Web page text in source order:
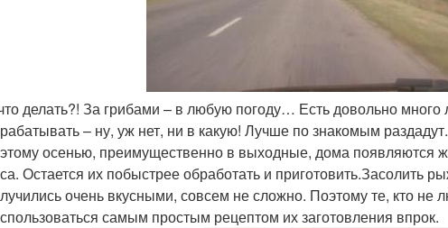
делать?! За грибами – в любую погоду… Есть довольно
– ну, уж нет, ни в какую! Лучше по знакомым
осенью, преимущественно в выходные, дома появляются
Остается их побыстрее обработать и приготовить.Засолить
очень вкусными, совсем не сложно. Поэтому те, кто не
самым простым рецептом их заготовления впрок.